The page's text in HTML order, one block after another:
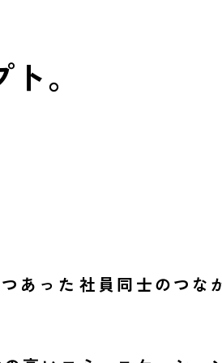
。
あった 社員同士のつな